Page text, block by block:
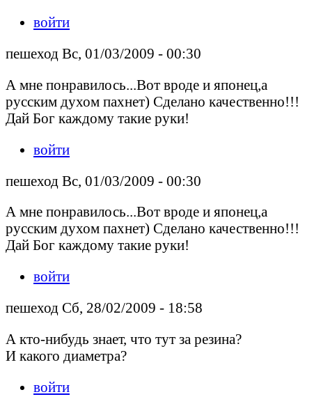
войти
пешеход Вс, 01/03/2009 - 00:30
А мне понравилось...Вот вроде и японец,а
русским духом пахнет) Сделано качественно!!!
Дай Бог каждому такие руки!
войти
пешеход Вс, 01/03/2009 - 00:30
А мне понравилось...Вот вроде и японец,а
русским духом пахнет) Сделано качественно!!!
Дай Бог каждому такие руки!
войти
пешеход Сб, 28/02/2009 - 18:58
А кто-нибудь знает, что тут за резина?
И какого диаметра?
войти